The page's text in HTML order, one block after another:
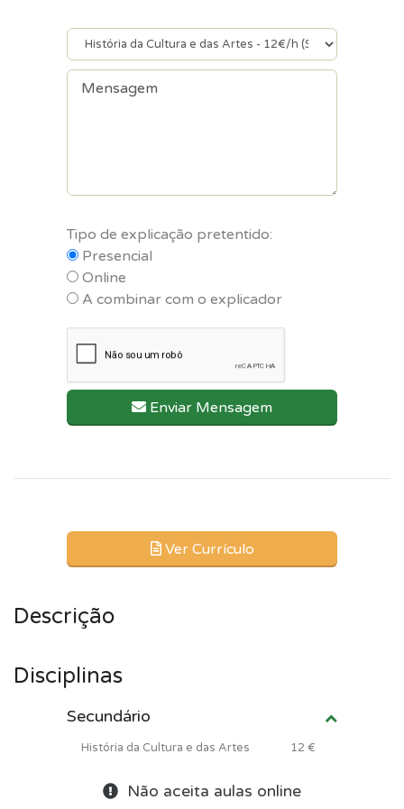
Tipo de explicação pretentido:
Presencial
Online
A combinar com o explicador
Enviar Mensagem
Ver Currículo
Descrição
Disciplinas
Secundário
História da Cultura e das Artes 12 €
Não aceita aulas online